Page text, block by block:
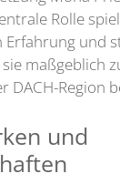
Rolle
Erfahrung und
maßgeblich
DACH-Region
und